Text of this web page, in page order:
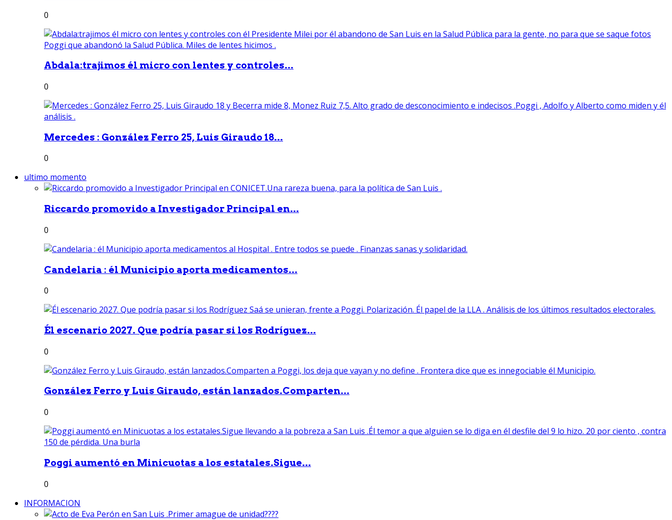
0
Abdala:trajimos él micro con lentes y controles...
0
Mercedes : González Ferro 25, Luis Giraudo 18...
0
ultimo momento
Riccardo promovido a Investigador Principal en...
0
Candelaria : él Municipio aporta medicamentos...
0
Él escenario 2027. Que podría pasar si los Rodríguez...
0
González Ferro y Luis Giraudo, están lanzados.Comparten...
0
Poggi aumentó en Minicuotas a los estatales.Sigue...
0
INFORMACION